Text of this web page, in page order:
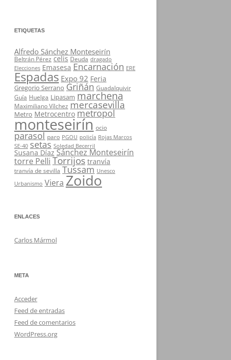
ETIQUETAS
Alfredo Sánchez Monteseirín
Beltrán Pérez celis Deuda dragado
Elecciones Emasesa Encarnación ERE
Espadas Expo 92 Feria
Gregorio Serrano Griñán Guadalquivir
Guía Huelga Lipasam marchena
Maximiliano Vílchez mercasevilla
Metro Metrocentro metropol
monteseirín ocio
parasol paro PGOU policía Rojas Marcos
SE-40 setas Soledad Becerril
Susana Díaz Sánchez Monteseirín
torre Pelli Torrijos tranvía
tranvía de sevilla Tussam Unesco
Urbanismo Viera Zoido
ENLACES
Carlos Mármol
META
Acceder
Feed de entradas
Feed de comentarios
WordPress.org